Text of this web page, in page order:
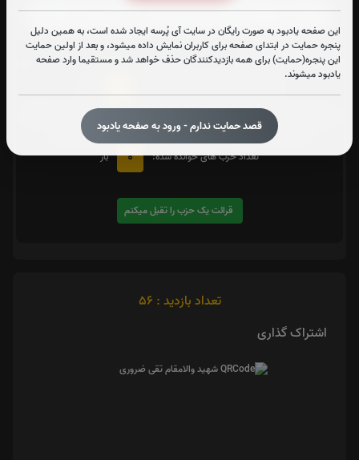
این صفحه یادبود به صورت رایگان در سایت آی پُرسه ایجاد شده است، به همین دلیل
پنجره حمایت در ابتدای صفحه برای کاربران نمایش داده میشود، و بعد از اولین حمایت
این پنجره(حمایت) برای همه بازدیدکنندگان حذف خواهد شد و مستقیما وارد صفحه
یادبود میشوند.
قصد حمایت ندارم - ورود به صفحه یادبود
متن زیارت شهدا
در صورت تمایل با کلیک بر روی دکمه زیر قرائتیک حزبرا تقبل کنید. بعد از کلیک
کردن سامانه شماره و صوت اولین حزب خوانده نشده را نمایش میدهد
تعداد حزب های خوانده شده:
0 بار
قرائت یک حزب را تقبل میکنم
تعداد بازدید : 56
اشتراک گذاری